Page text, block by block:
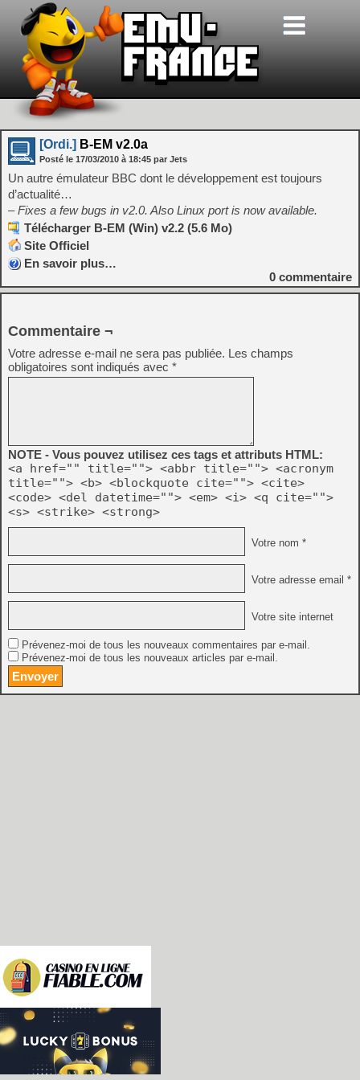
[Ordi.] B-EM v2.0a
Posté le 17/03/2010 à 18:45 par Jets
Un autre émulateur BBC dont le développement est toujours
d’actualité…
– Fixes a few bugs in v2.0. Also Linux port is now available.
Télécharger B-EM (Win) v2.2 (5.6 Mo)
Site Officiel
En savoir plus…
0 commentaire
Commentaire ¬
Votre adresse e-mail ne sera pas publiée. Les champs
obligatoires sont indiqués avec *
NOTE - Vous pouvez utilisez ces tags et attributs HTML:
<a href="" title=""> <abbr title=""> <acronym
title=""> <b> <blockquote cite=""> <cite>
<code> <del datetime=""> <em> <i> <q cite="">
<s> <strike> <strong>
Votre nom *
Votre adresse email *
Votre site internet
Prévenez-moi de tous les nouveaux commentaires par e-mail.
Prévenez-moi de tous les nouveaux articles par e-mail.